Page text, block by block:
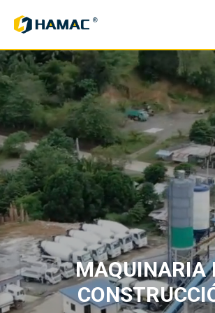
MAQUINARIA